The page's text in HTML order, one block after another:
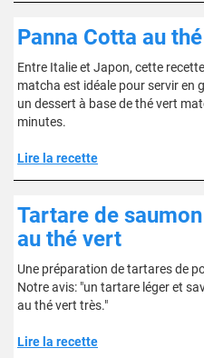
Panna Cotta au
Entre Italie et Japon, cette
matcha est idéale pour servir en
un dessert à base de thé vert
minutes.
Lire la recette
Tartare de
au thé vert
Une préparation de tartares de
Notre avis: "un tartare léger et
au thé vert très."
Lire la recette